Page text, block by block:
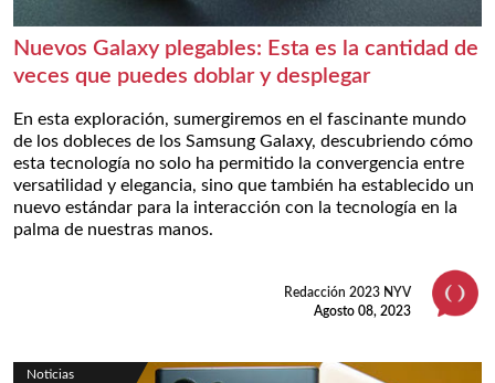
Nuevos Galaxy plegables: Esta es la cantidad de
veces que puedes doblar y desplegar
En esta exploración, sumergiremos en el fascinante mundo
de los dobleces de los Samsung Galaxy, descubriendo cómo
esta tecnología no solo ha permitido la convergencia entre
versatilidad y elegancia, sino que también ha establecido un
nuevo estándar para la interacción con la tecnología en la
palma de nuestras manos.
Redacción 2023 NYV
Agosto 08, 2023
Noticias